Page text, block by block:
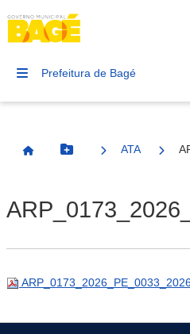
Prefeitura de Bagé
Página InicialBotão Menu
ATA